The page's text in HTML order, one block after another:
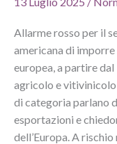
Allarme rosso per il
americana di
europea, a partire
agricolo e
di categoria parlano
esportazioni e
dell’Europa. A